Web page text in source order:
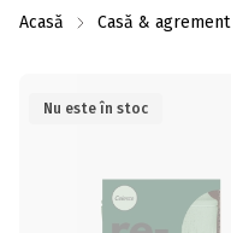
Acasă Casă & agrement
Nu este în stoc